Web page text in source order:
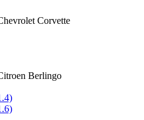
Corvette
Berlingo